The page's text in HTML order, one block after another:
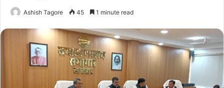
Ashish Tagore 45 1 minute read